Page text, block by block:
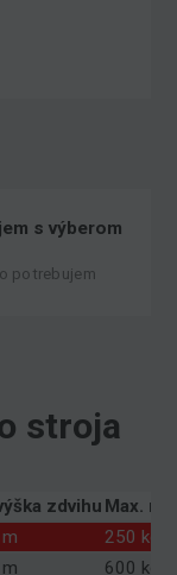
s výberom
potrebujem
stroja
zdvihu Max.
250 kg
600 kg